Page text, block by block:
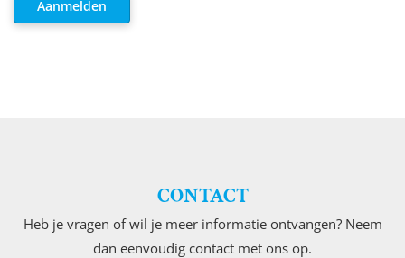
CONTACT
Heb je vragen of wil je meer informatie ontvangen? Neem
dan eenvoudig contact met ons op.